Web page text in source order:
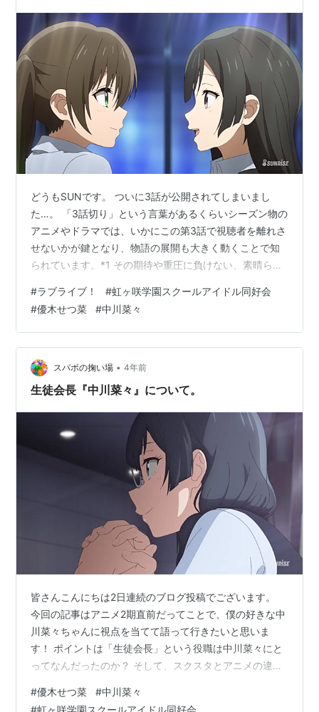
どうもSUNです。 ついに3話が公開されてしまいまし
た…。 「3話切り」という言葉があるくらいシーズン物の
アニメやドラマでは、いかにこの第3話で視聴者を離れさ
せないかが鍵となり、物語の展開も大きく動くことで知
られています。*1 その期待や重圧に負けない、素晴らし
れました。 「せつ菜回」ということで、今回は彼女の価
値観に触れながら、僕のせつ菜ちゃんに対する気持ちを
述べていこうかなと思います。 それではどうぞお付き合
いください。 ※ここから先、アニメ第1話~3話及びスクス
タメインストーリー&キズナエピソードのネタバレを含み
ます。 寛大な人、人に寄り…
#ラブライブ！ #虹ヶ咲学園スクールアイドル同好会
#優木せつ菜 #中川菜々
スパボの掬い場 • 4年前
生徒会長『中川菜々』について。
皆さんこんにちは2日連続のブログ投稿でございます。
今回の記事はアニメ2期直前だってことで、僕の好きな中
川菜々ちゃんに視点を当てて語って行きたいと思いま
す！ ポイントは「生徒会長」という役職は中川菜々にと
ってなんだったのか？ そして、スクスタとアニメの違い
（@Time_mrsi）とぎぬまさんの（@NEXT_Ginuma）企
#優木せつ菜 #中川菜々
#虹ヶ咲学園スクールアイドル同好会